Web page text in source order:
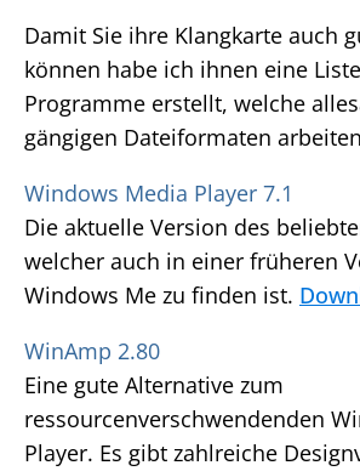
Damit Sie ihre Klangkarte auch
können habe ich ihnen eine
Programme erstellt, welche
gängigen Dateiformaten
Windows Media Player 7.1
Die aktuelle Version des
welcher auch in einer früheren
Windows Me zu finden ist.
WinAmp 2.80
Eine gute Alternative zum
ressourcenverschwendenden
Player. Es gibt zahlreiche